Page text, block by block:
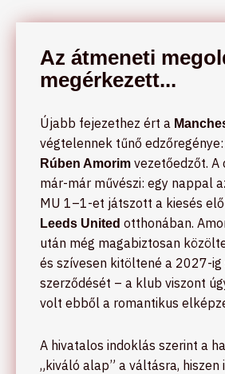
Az átmeneti
megérkezett...
Újabb fejezethez ért a
végtelennek tűnő
Rúben Amorim vezetőedzőt. A
már-már művészi: egy nappal
MU 1–1-et játszott a kiesés
Leeds United otthonában.
után még magabiztosan
és szívesen kitöltené a 2027-ig
szerződését – a klub viszont
volt ebből a romantikus
A hivatalos indoklás szerint a
„kiváló alap” a váltásra, hiszen